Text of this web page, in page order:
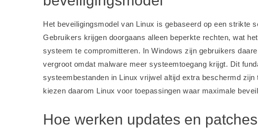
Het beveiligingsmodel van Linux is gebaseerd op een strikte
Gebruikers krijgen doorgaans alleen beperkte rechten, wat
systeem te compromitteren. In Windows zijn gebruikers
vergroot omdat malware meer systeemtoegang krijgt. Dit
systeembestanden in Linux vrijwel altijd extra beschermd
kiezen daarom Linux voor toepassingen waar maximale
Hoe werken updates en